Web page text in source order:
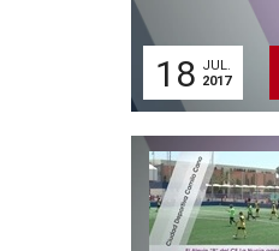
18 JUL.
2017